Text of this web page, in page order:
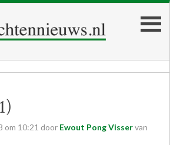
om 10:21 door Ewout Pong Visservan